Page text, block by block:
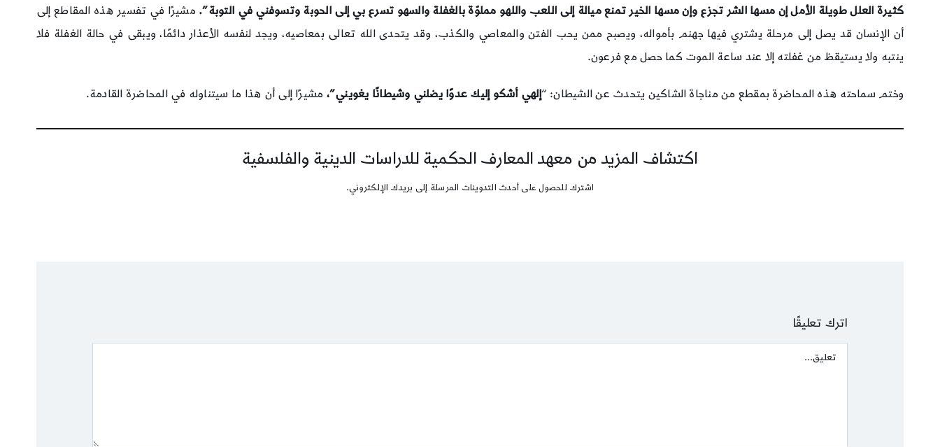
كثيرة العلل طويلة الأمل إن مسها الشر تجزع وإن مسها الخير تمنع ميالة إلى اللعب واللهو مملوّة بالغفلة والسهو تسرع بي إلى الحوبة وتسوفني في التوبة”. مشيرًا في تفسير هذه المقاطع إلى
أن الإنسان قد يصل إلى مرحلة يشتري فيها جهنم بأمواله، ويصبح ممن يحب الفتن والمعاصي والكذب، وقد يتحدى الله تعالى بمعاصيه، ويجد لنفسه الأعذار دائمًا، ويبقى في حالة الغفلة فلا
ينتبه ولا يستيقظ من غفلته إلا عند ساعة الموت كما حصل مع فرعون.
وختم سماحته هذه المحاضرة بمقطع من مناجاة الشاكين يتحدث عن الشيطان: “إلهي أشكو إليك عدوًا يضلني وشيطانًا يغويني”، مشيرًا إلى أن هذا ما سيتناوله في المحاضرة القادمة.
اكتشاف المزيد من معهد المعارف الحكمية للدراسات الدينية والفلسفية
اشترك للحصول على أحدث التدوينات المرسلة إلى بريدك الإلكتروني.
اترك تعليقًا
Comment